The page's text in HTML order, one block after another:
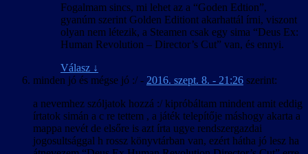
Fogalmam sincs, mi lehet az a “Goden Edtion”,
gyanúm szerint Golden Editiont akarhattál írni, viszont
olyan nem létezik, a Steamen csak egy sima “Deus Ex:
Human Revolution – Director’s Cut” van, és ennyi.
Válasz ↓
minden jó és mégse jó :/ - 2016. szept. 8. - 21:26 szerint:
a nevemhez szóljatok hozzá :/ kipróbáltam mindent amit eddig
írtatok simán a c re tettem , a játék telepítője máshogy akarta a
mappa nevét de elsőre is azt írta ugye rendszergazdai
jogosultsággal h rossz könyvtárban van, ezért hátha jó lesz ha